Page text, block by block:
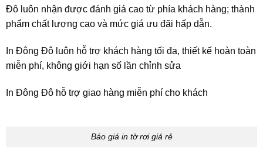
Đô luôn nhận được đánh giá cao từ phía khách hàng; thành
phẩm chất lượng cao và mức giá ưu đãi hấp dẫn.
In Đông Đô luôn hỗ trợ khách hàng tối đa, thiết kế hoàn toàn
miễn phí, không giới hạn số lần chỉnh sửa
In Đông Đô hỗ trợ giao hàng miễn phí cho khách
Báo giá in tờ rơi giá rẻ